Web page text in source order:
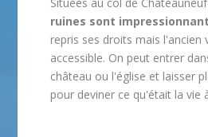
ruines sont
repris ses droits mais l'ancien
accessible. On peut entrer
château ou l'église et laisser
pour deviner ce qu'était la vie